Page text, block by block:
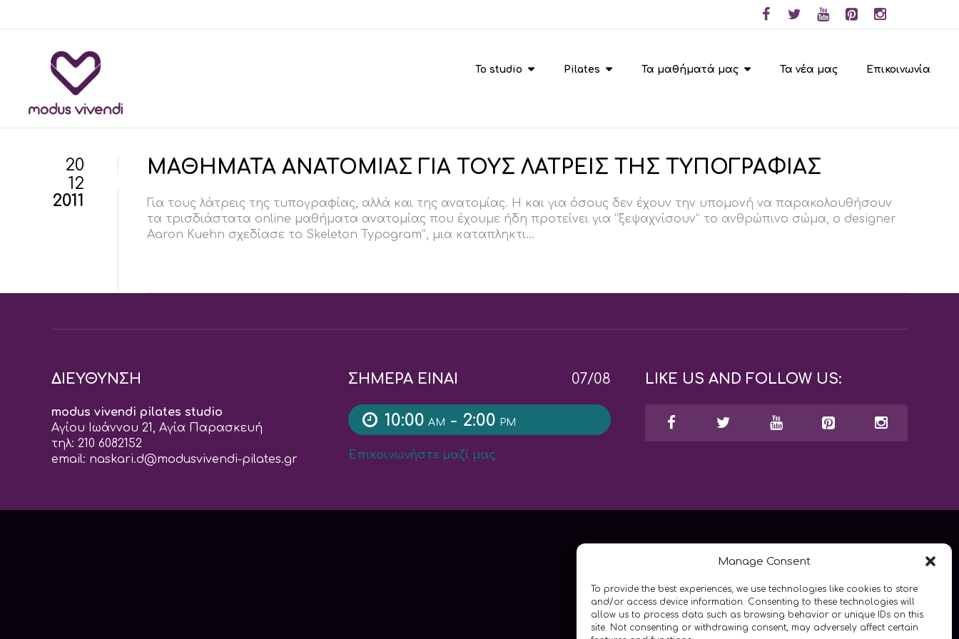
Manage Consent
To provide the best experiences, we use technologies like cookies to store
and/or access device information. Consenting to these technologies will
allow us to process data such as browsing behavior or unique IDs on this
site. Not consenting or withdrawing consent, may adversely affect certain
To studio Pilates Τα μαθήματά μας Τα νέα μας Επικοινωνία
20
12
2011
ΜΑΘΗΜΑΤΑ ΑΝΑΤΟΜΙΑΣ ΓΙΑ ΤΟΥΣ ΛΑΤΡΕΙΣ ΤΗΣ ΤΥΠΟΓΡΑΦΙΑΣ
Για τους λάτρεις της τυπογραφίας, αλλά και της ανατομίας. Η και για όσους δεν έχουν την υπομονή να παρακολουθήσουν
τα τρισδιάστατα οnline μαθήματα ανατομίας που έχουμε ήδη προτείνει για “ξεψαχνίσουν” το ανθρώπινο σώμα, ο designer
Aaron Kuehn σχεδίασε το Skeleton Typogram”, μια καταπληκτι...
ΔΙΕΥΘΥΝΣΗ
modus vivendi pilates studio
Αγίου Ιωάννου 21, Αγία Παρασκευή
τηλ: 210 6082152
email: naskari.d@modusvivendi-pilates.gr
ΣΗΜΕΡΑ ΕΙΝΑΙ 07/08
10:00 AM - 2:00 PM
Επικοινωνήστε μαζί μας
LIKE US AND FOLLOW US: